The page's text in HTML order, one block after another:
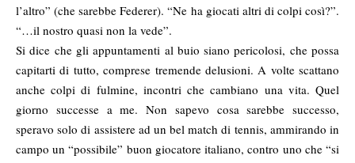
l’altro” (che sarebbe Federer). “Ne ha giocati altri di colpi così?”.
“…il nostro quasi non la vede”.
Si dice che gli appuntamenti al buio siano pericolosi, che possa
capitarti di tutto, comprese tremende delusioni. A volte scattano
anche colpi di fulmine, incontri che cambiano una vita. Quel
giorno successe a me. Non sapevo cosa sarebbe successo,
speravo solo di assistere ad un bel match di tennis, ammirando in
campo un “possibile” buon giocatore italiano, contro uno che “si